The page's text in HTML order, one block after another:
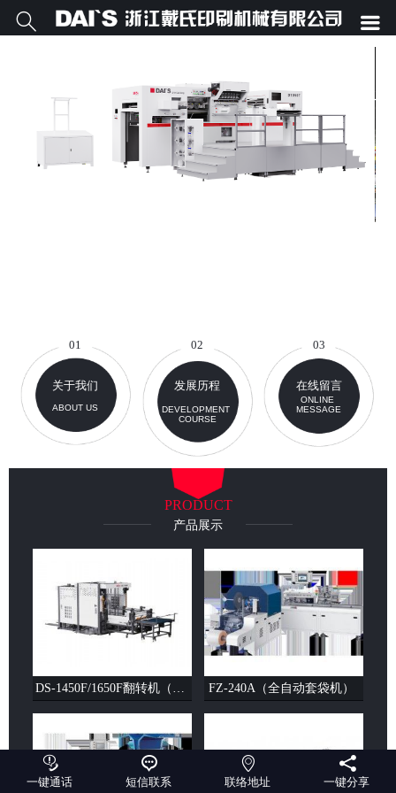


01
关于我们
ABOUT US
02
发展历程
DEVELOPMENT
COURSE
03
在线留言
ONLINE
MESSAGE
PRODUCT
产品展示
DS-1450F/1650F翻转机（单剁）（双剁）FZ-240A（全自动套袋机）

一键通话

短信联系

联络地址

一键分享